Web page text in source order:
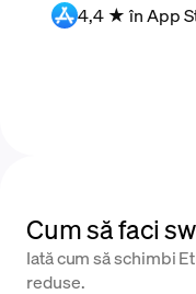
Crypto Prices4,4 ★ în App
Cum să faci
Iată cum să schimbi
reduse.